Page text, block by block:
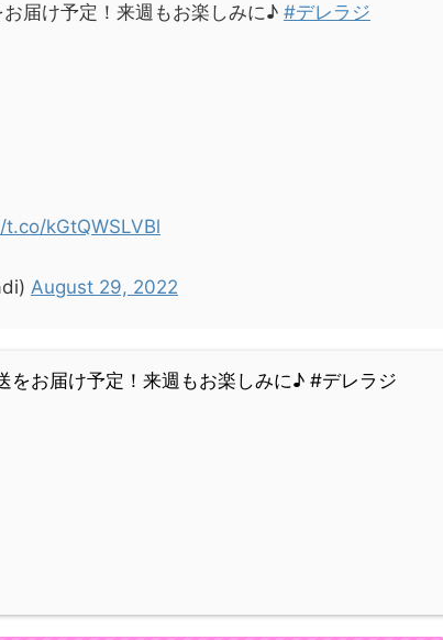
届け予定！来週もお楽しみに♪ #デレラジ
kGtQWSLVBl
August 29, 2022
をお届け予定！来週もお楽しみに♪ #デレラジ